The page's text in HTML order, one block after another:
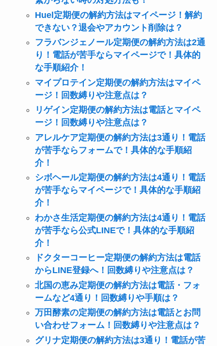
Huel定期便の解約方法はマイページ！解約
できない？退会やアカウント削除は？
フラバンジェノール定期便の解約方法は2通
り！電話が苦手ならマイページで！具体的
な手順紹介！
マイプロテイン定期便の解約方法はマイペ
ージ！回数縛りや注意点は？
リゲイン定期便の解約方法は電話とマイペ
ージ！回数縛りや注意点は？
アレルケア定期便の解約方法は3通り！電話
が苦手ならフォームで！具体的な手順紹
介！
シボヘール定期便の解約方法は4通り！電話
が苦手ならマイページで！具体的な手順紹
介！
わかさ生活定期便の解約方法は4通り！電話
が苦手なら公式LINEで！具体的な手順紹
介！
ドクターコーヒー定期便の解約方法は電話
からLINE登録へ！回数縛りや注意点は？
北国の恵み定期便の解約方法は電話・フォ
ームなど4通り！回数縛りや手順は？
万田酵素の定期便の解約方法は電話とお問
い合わせフォーム！回数縛りや注意点は？
グリナ定期便の解約方法は3通り！電話が苦